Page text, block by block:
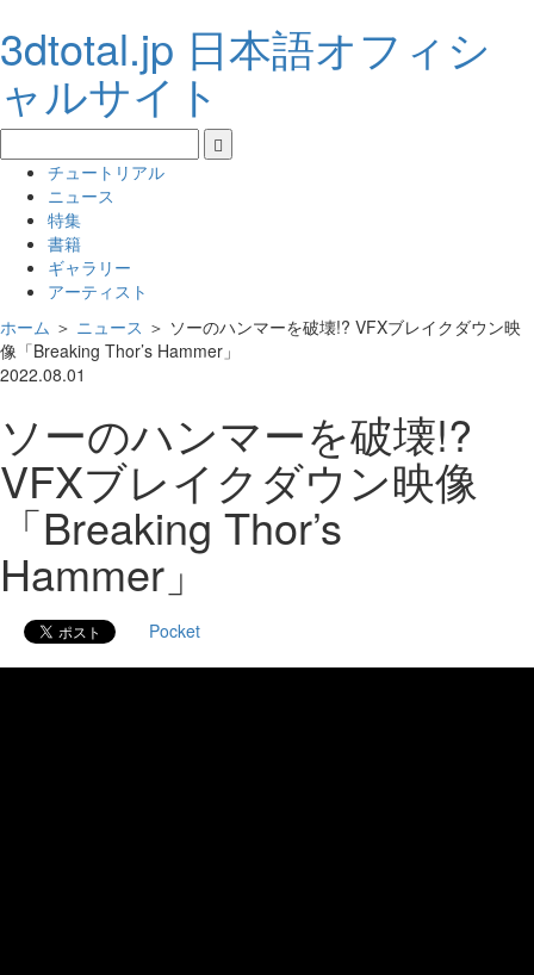
3dtotal.jp 日本語オフィシ
ャルサイト
チュートリアル
ニュース
特集
書籍
ギャラリー
アーティスト
ホーム ＞ ニュース ＞ ソーのハンマーを破壊!? VFXブレイクダウン映
像「Breaking Thor’s Hammer」
2022.08.01
ソーのハンマーを破壊!?
VFXブレイクダウン映像
「Breaking Thor’s
Hammer」
Pocket